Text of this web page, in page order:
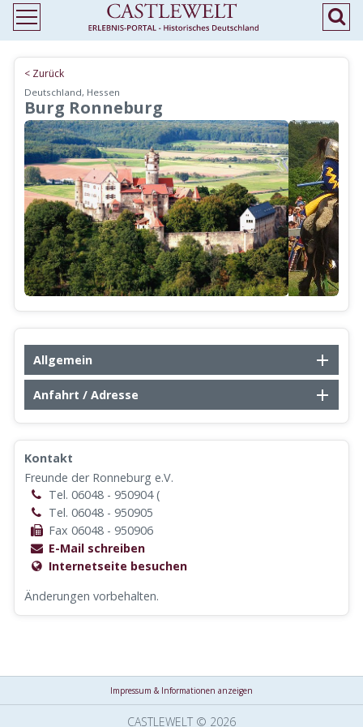
< Zurück
Deutschland, Hessen
Burg Ronneburg
Allgemein
Anfahrt / Adresse
Kontakt
Freunde der Ronneburg e.V.
Tel. 06048 - 950904 (
Tel. 06048 - 950905
Fax 06048 - 950906
E-Mail schreiben
Internetseite besuchen
Änderungen vorbehalten.
Impressum & Informationen anzeigen
CASTLEWELT © 2026